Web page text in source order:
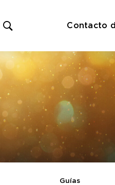
search
form
Contacto
Guías